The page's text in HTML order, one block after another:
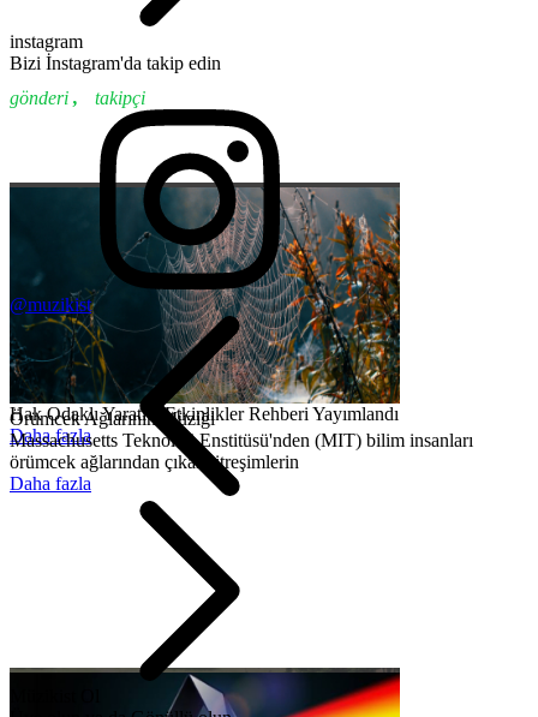
Hak Odaklı Yaratıcı Etkinlikler Rehberi Yayımlandı
Daha fazla
Örümcek Ağlarının Müziği
Massachusetts Teknoloji Enstitüsü'nden (MIT) bilim insanları
örümcek ağlarından çıkan titreşimlerin
Daha fazla
instagram
Bizi İnstagram'da takip edin
gönderi , takipçi
@muzikist